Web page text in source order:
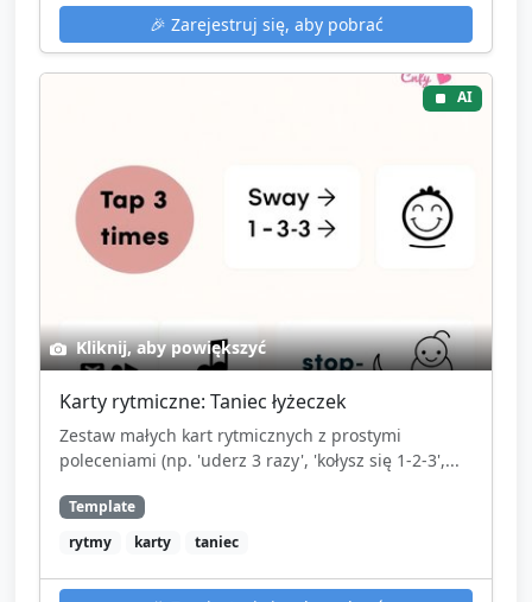
🎉 Zarejestruj się, aby pobrać
AI
Kliknij, aby powiększyć
Karty rytmiczne: Taniec łyżeczek
Zestaw małych kart rytmicznych z prostymi
poleceniami (np. 'uderz 3 razy', 'kołysz się 1-2-3',...
Template
rytmy
karty taniec